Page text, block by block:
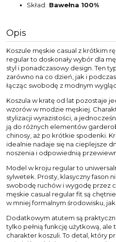
Skład
Bawełna 100%
Opis
Koszule męskie casual z krótkim
regular to doskonały wybór dla
styl i ponadczasowy design. Ten
zarówno na co dzień, jak i
łącząc swobodę z modnym
Koszula w kratę od lat pozostaje
wzorów w modzie męskiej.
stylizacji wyrazistości, a
ją do różnych elementów
chinosy, aż po krótkie spodenki.
idealnie nadaje się na cieplejsze
noszenia i odpowiednią
Model w kroju regular to
sylwetek. Prosty, klasyczny fason
swobodę ruchów i wygodę przez
męskie casual regular fit są
w mniej formalnym środowisku,
Dodatkowym atutem są
tylko pełnią funkcję użytkową,
charakter koszuli. To detal, który